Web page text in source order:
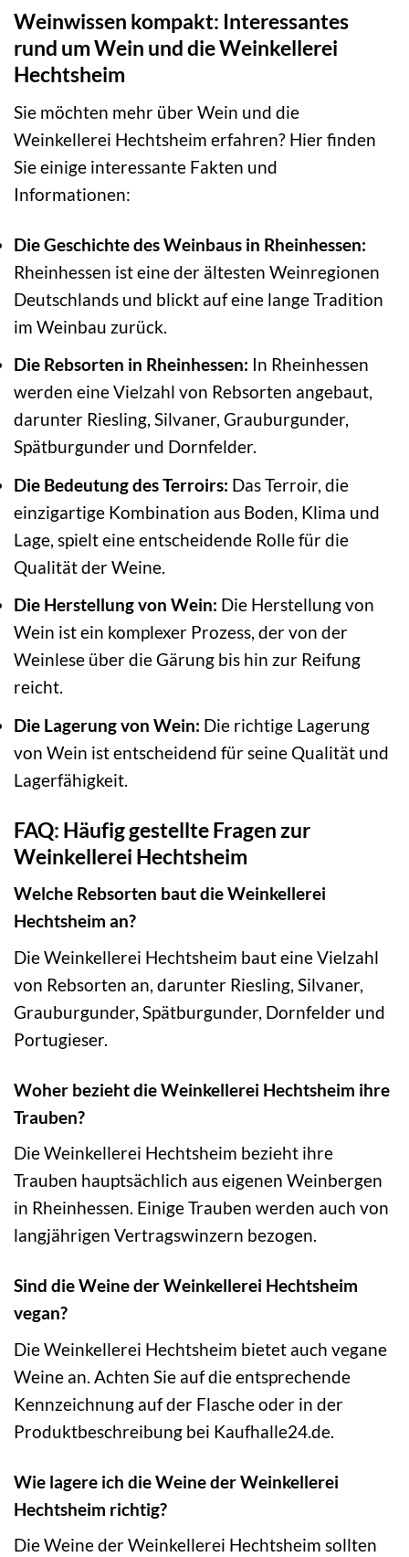
Weinwissen kompakt: Interessantes
rund um Wein und die Weinkellerei
Hechtsheim
Sie möchten mehr über Wein und die
Weinkellerei Hechtsheim erfahren? Hier finden
Sie einige interessante Fakten und
Informationen:
Die Geschichte des Weinbaus in Rheinhessen:
Rheinhessen ist eine der ältesten Weinregionen
Deutschlands und blickt auf eine lange Tradition
im Weinbau zurück.
Die Rebsorten in Rheinhessen: In Rheinhessen
werden eine Vielzahl von Rebsorten angebaut,
darunter Riesling, Silvaner, Grauburgunder,
Spätburgunder und Dornfelder.
Die Bedeutung des Terroirs: Das Terroir, die
einzigartige Kombination aus Boden, Klima und
Lage, spielt eine entscheidende Rolle für die
Qualität der Weine.
Die Herstellung von Wein: Die Herstellung von
Wein ist ein komplexer Prozess, der von der
Weinlese über die Gärung bis hin zur Reifung
reicht.
Die Lagerung von Wein: Die richtige Lagerung
von Wein ist entscheidend für seine Qualität und
Lagerfähigkeit.
FAQ: Häufig gestellte Fragen zur
Weinkellerei Hechtsheim
Welche Rebsorten baut die Weinkellerei
Hechtsheim an?
Die Weinkellerei Hechtsheim baut eine Vielzahl
von Rebsorten an, darunter Riesling, Silvaner,
Grauburgunder, Spätburgunder, Dornfelder und
Portugieser.
Woher bezieht die Weinkellerei Hechtsheim ihre
Trauben?
Die Weinkellerei Hechtsheim bezieht ihre
Trauben hauptsächlich aus eigenen Weinbergen
in Rheinhessen. Einige Trauben werden auch von
langjährigen Vertragswinzern bezogen.
Sind die Weine der Weinkellerei Hechtsheim
vegan?
Die Weinkellerei Hechtsheim bietet auch vegane
Weine an. Achten Sie auf die entsprechende
Kennzeichnung auf der Flasche oder in der
Produktbeschreibung bei Kaufhalle24.de.
Wie lagere ich die Weine der Weinkellerei
Hechtsheim richtig?
Die Weine der Weinkellerei Hechtsheim sollten